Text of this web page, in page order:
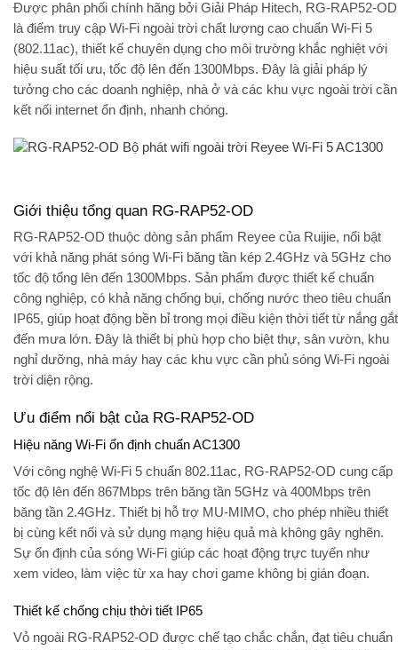
Được phân phối chính hãng bởi Giải Pháp Hitech, RG-RAP52-OD
là điểm truy cập Wi-Fi ngoài trời chất lượng cao chuẩn Wi-Fi 5
(802.11ac), thiết kế chuyên dụng cho môi trường khắc nghiệt với
hiệu suất tối ưu, tốc độ lên đến 1300Mbps. Đây là giải pháp lý
tưởng cho các doanh nghiệp, nhà ở và các khu vực ngoài trời cần
kết nối internet ổn định, nhanh chóng.
Giới thiệu tổng quan RG-RAP52-OD
RG-RAP52-OD thuộc dòng sản phẩm Reyee của Ruijie, nổi bật
với khả năng phát sóng Wi-Fi băng tần kép 2.4GHz và 5GHz cho
tốc độ tổng lên đến 1300Mbps. Sản phẩm được thiết kế chuẩn
công nghiệp, có khả năng chống bụi, chống nước theo tiêu chuẩn
IP65, giúp hoạt động bền bỉ trong mọi điều kiện thời tiết từ nắng gắt
đến mưa lớn. Đây là thiết bị phù hợp cho biệt thự, sân vườn, khu
nghỉ dưỡng, nhà máy hay các khu vực cần phủ sóng Wi-Fi ngoài
trời diện rộng.
Ưu điểm nổi bật của RG-RAP52-OD
Hiệu năng Wi-Fi ổn định chuẩn AC1300
Với công nghệ Wi-Fi 5 chuẩn 802.11ac, RG-RAP52-OD cung cấp
tốc độ lên đến 867Mbps trên băng tần 5GHz và 400Mbps trên
băng tần 2.4GHz. Thiết bị hỗ trợ MU-MIMO, cho phép nhiều thiết
bị cùng kết nối và sử dụng mạng hiệu quả mà không gây nghẽn.
Sự ổn định của sóng Wi-Fi giúp các hoạt động trực tuyến như
xem video, làm việc từ xa hay chơi game không bị gián đoạn.
Thiết kế chống chịu thời tiết IP65
Vỏ ngoài RG-RAP52-OD được chế tạo chắc chắn, đạt tiêu chuẩn